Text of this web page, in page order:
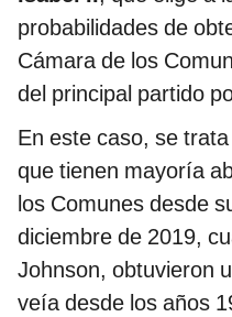
probabilidades de
Cámara de los
del principal partido
En este caso, se
que tienen mayoría
los Comunes desde
diciembre de 2019,
Johnson, obtuvieron
veía desde los años